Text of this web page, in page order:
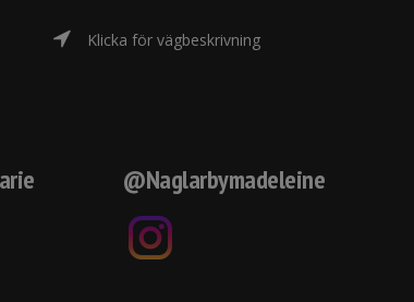
Klicka för vägbeskrivning
@Naglarbymadeleine